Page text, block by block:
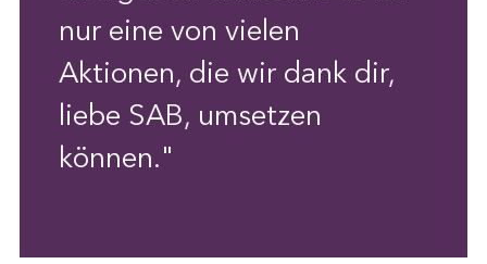
nur eine von vielen
Aktionen, die wir dank dir,
liebe SAB, umsetzen
können."